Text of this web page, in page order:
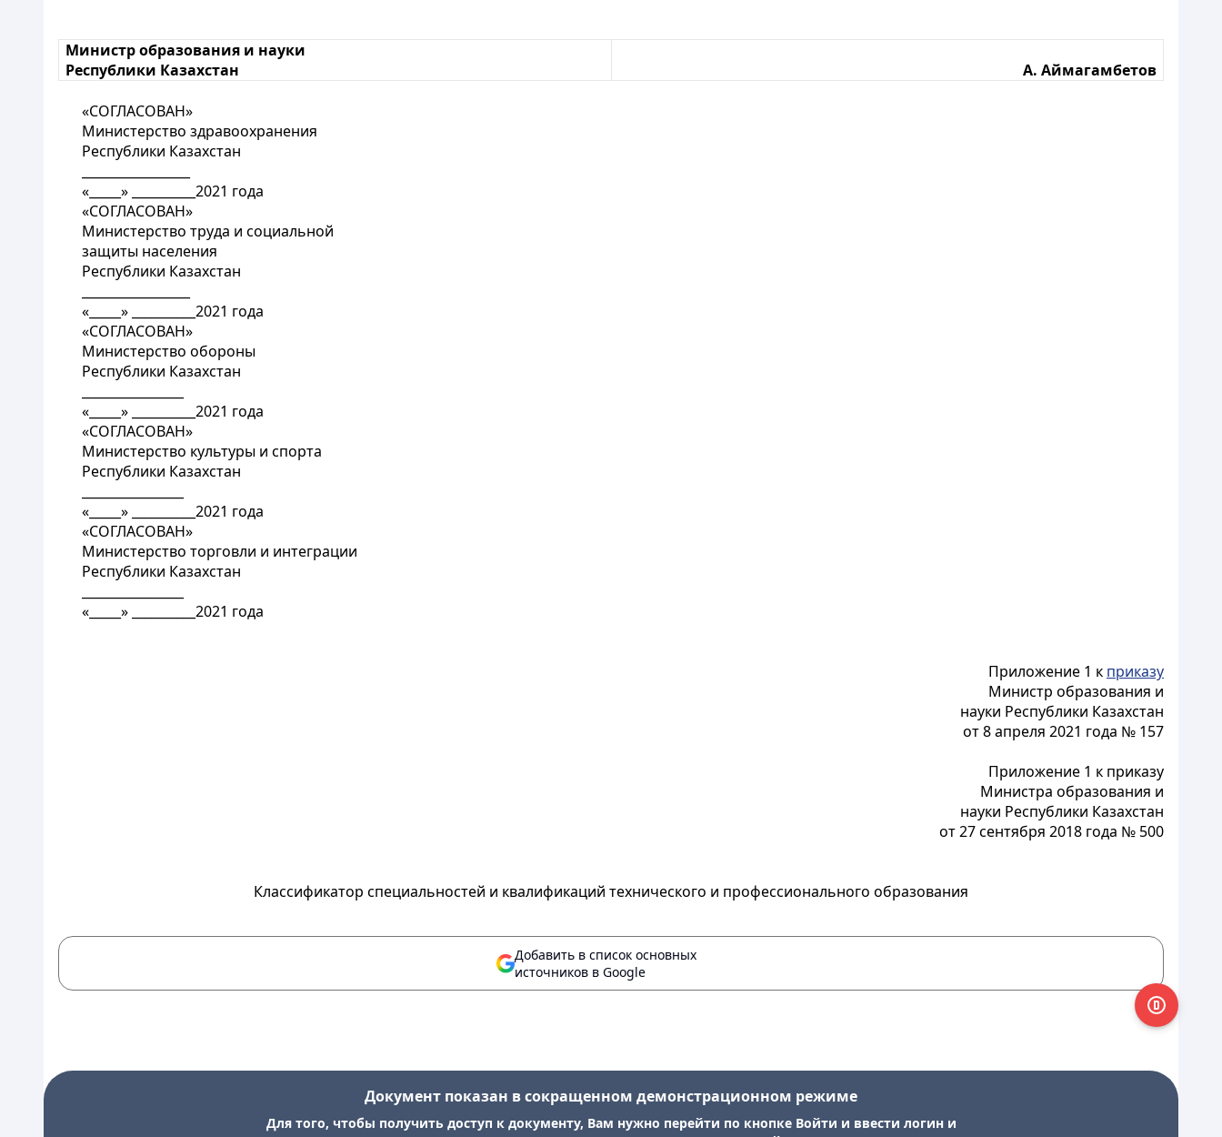
Министр образования и науки
Республики Казахстан
А. Аймагамбетов
«СОГЛАСОВАН»
Министерство здравоохранения
Республики Казахстан
«_____» __________2021 года
«СОГЛАСОВАН»
Министерство труда и социальной
защиты населения
Республики Казахстан
«_____» __________2021 года
«СОГЛАСОВАН»
Министерство обороны
Республики Казахстан
«_____» __________2021 года
«СОГЛАСОВАН»
Министерство культуры и спорта
Республики Казахстан
«_____» __________2021 года
«СОГЛАСОВАН»
Министерство торговли и интеграции
Республики Казахстан
«_____» __________2021 года
Приложение 1 к приказу
Министр образования и
науки Республики Казахстан
от 8 апреля 2021 года № 157
Приложение 1 к приказу
Министра образования и
науки Республики Казахстан
от 27 сентября 2018 года № 500
Классификатор специальностей и квалификаций технического и профессионального образования
Добавить в список основных
источников в Google
Документ показан в сокращенном демонстрационном режиме
Для того, чтобы получить доступ к документу, Вам нужно перейти по кнопке Войти и ввести логин и